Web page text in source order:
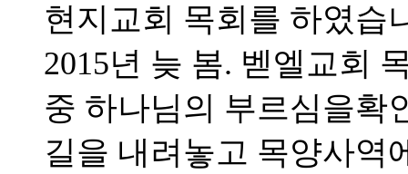
현지교회 목회를 하였습
2015년 늦 봄. 벧엘교회
중 하나님의 부르심을확
길을 내려놓고 목양사역